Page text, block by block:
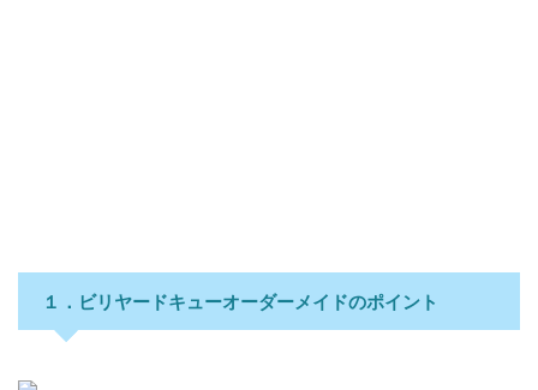
１．ビリヤードキューオーダーメイドのポイント